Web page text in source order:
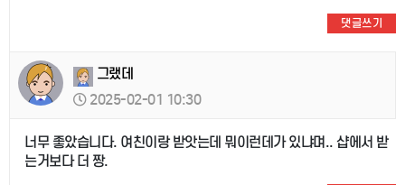
댓글쓰기
그랬데
2025-02-01 10:30
너무 좋았습니다. 여친이랑 받앗는데 뭐이런데가 있냐며.. 샵에서 받
는거보다 더 짱.